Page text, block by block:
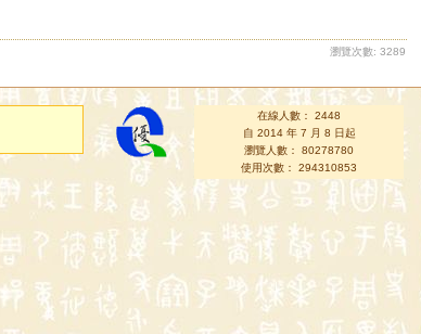
瀏覽次數: 3289
在線人數： 2448
自 2014 年 7 月 8 日起
瀏覽人數： 80278780
使用次數： 294310853